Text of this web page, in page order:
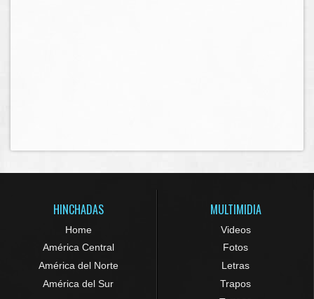
HINCHADAS
Home
América Central
América del Norte
América del Sur
MULTIMIDIA
Videos
Fotos
Letras
Trapos